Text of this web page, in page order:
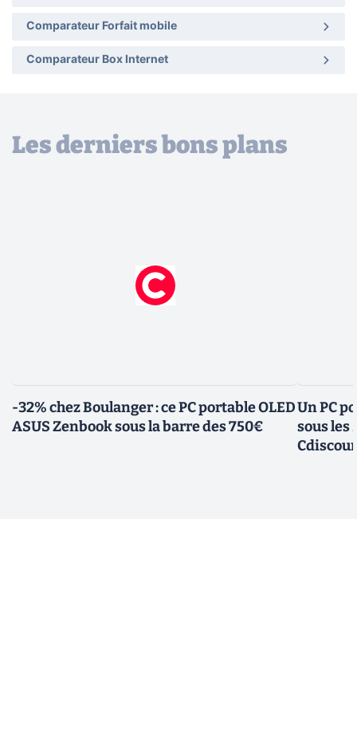
Comparateur Forfait mobile
Comparateur Box Internet
Les derniers bons plans
-32% chez Boulanger : ce PC portable OLED
ASUS Zenbook sous la barre des 750€
Un PC
sous les